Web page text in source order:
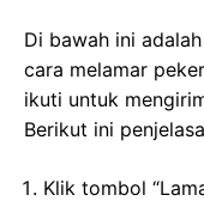
Di bawah ini
cara melamar
ikuti untuk
Berikut ini
Klik tombol